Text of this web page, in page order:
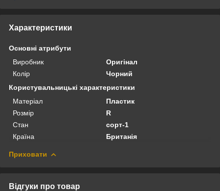
Характеристики
Основні атрибути
Виробник
Оригінал
Колір
Чорний
Користувальницькі характеристики
Матеріал
Пластик
Розмір
R
Стан
сорт-1
Країна
Британія
Приховати
Відгуки про товар